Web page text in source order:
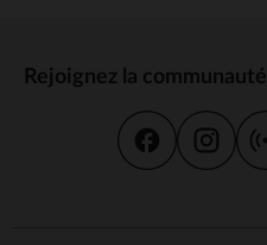
Rejoignez la communauté